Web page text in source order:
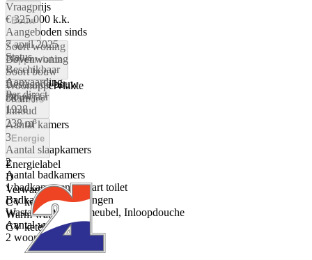
Vraagprijs
€ 325.000 k.k.
Aangeboden sinds
7 april 2025
Status
Beschikbaar
Aanvaarding
Per direct
Bouw
Soort woning
Bovenwoning
Soort bouw
Bestaande bouw
Bouwjaar
1928
Oppervlakte
Woonoppervlakte
88 m²
Inhoud
238 m³
Kamers
Aantal kamers
3
Aantal slaapkamers
2
Aantal badkamers
1 badkamer en 1 apart toilet
Badkamervoorzieningen
Wastafel, Wastafelmeubel, Inloopdouche
Aantal woonlagen
2 woonlagen
Energie
Energielabel
D
Verwarming
CV ketel
Warm water
CV ketel